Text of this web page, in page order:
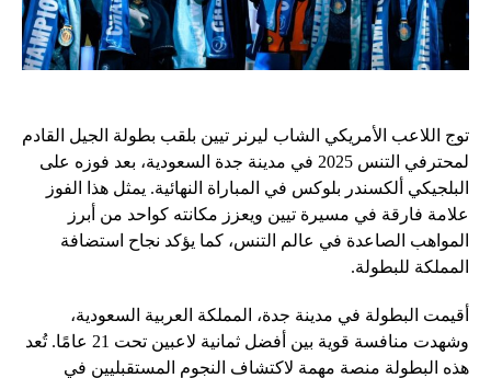
توج اللاعب الأمريكي الشاب ليرنر تيين بلقب بطولة الجيل القادم
لمحترفي التنس 2025 في مدينة جدة السعودية، بعد فوزه على
البلجيكي ألكسندر بلوكس في المباراة النهائية. يمثل هذا الفوز
علامة فارقة في مسيرة تيين ويعزز مكانته كواحد من أبرز
المواهب الصاعدة في عالم التنس، كما يؤكد نجاح استضافة
المملكة للبطولة.
أقيمت البطولة في مدينة جدة، المملكة العربية السعودية،
وشهدت منافسة قوية بين أفضل ثمانية لاعبين تحت 21 عامًا. تُعد
هذه البطولة منصة مهمة لاكتشاف النجوم المستقبليين في